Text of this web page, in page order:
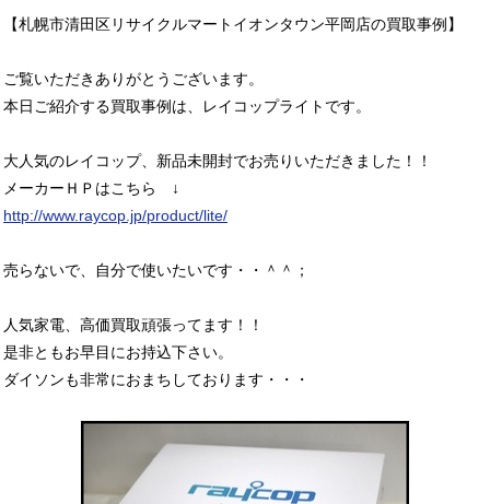
【札幌市清田区リサイクルマートイオンタウン平岡店の買取事例】
ご覧いただきありがとうございます。
本日ご紹介する買取事例は、レイコップライトです。
大人気のレイコップ、新品未開封でお売りいただきました！！
メーカーＨＰはこちら ↓
http://www.raycop.jp/product/lite/
売らないで、自分で使いたいです・・＾＾；
人気家電、高価買取頑張ってます！！
是非ともお早目にお持込下さい。
ダイソンも非常におまちしております・・・